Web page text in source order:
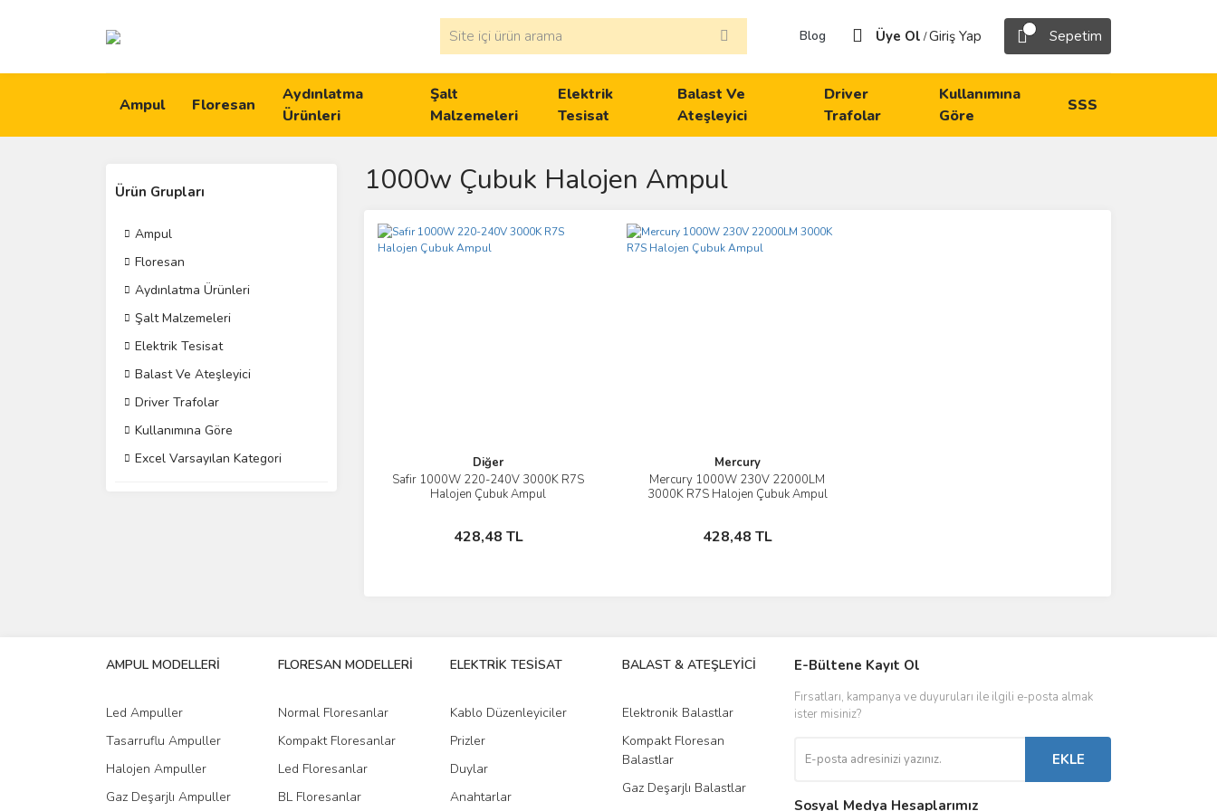
Blog Üye Ol /Giriş Yap Sepetim
Ampul Floresan
Aydınlatma
Ürünleri
Şalt
Malzemeleri
Elektrik
Tesisat
Balast Ve
Ateşleyici
Driver
Trafolar
Kullanımına
Göre
SSS
Ürün Grupları
Ampul
Floresan
Aydınlatma Ürünleri
Şalt Malzemeleri
Elektrik Tesisat
Balast Ve Ateşleyici
Driver Trafolar
Kullanımına Göre
Excel Varsayılan Kategori
1000w Çubuk Halojen Ampul
Diğer
Safir 1000W 220-240V 3000K R7S
Halojen Çubuk Ampul
428,48 TL
İncele
Sepete Ekle
Mercury
Mercury 1000W 230V 22000LM
3000K R7S Halojen Çubuk Ampul
428,48 TL
İncele
Sepete Ekle
AMPUL MODELLERİ
Led Ampuller
Tasarruflu Ampuller
Halojen Ampuller
Gaz Deşarjlı Ampuller
FLORESAN MODELLERİ
Normal Floresanlar
Kompakt Floresanlar
Led Floresanlar
BL Floresanlar
ELEKTRİK TESİSAT
Kablo Düzenleyiciler
Prizler
Duylar
Anahtarlar
BALAST & ATEŞLEYİCİ
Elektronik Balastlar
Kompakt Floresan
Balastlar
Gaz Deşarjlı Balastlar
DRIVER & TRAFO
Led Driverlar
Kontaktörler
Sigorta & Otomatlar
E-Bültene Kayıt Ol
Fırsatları, kampanya ve duyuruları ile ilgili e-posta almak
ister misiniz?
EKLE
Sosyal Medya Hesaplarımız